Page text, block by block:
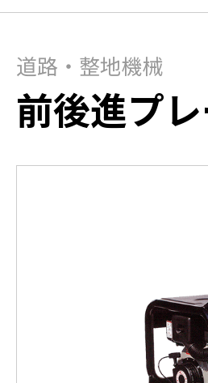
道路・整地機械
前後進プ